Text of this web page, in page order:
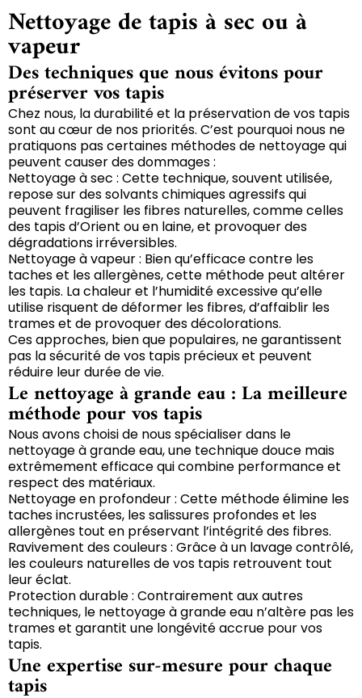
Nettoyage de tapis à sec ou à
vapeur
Des techniques que nous évitons pour
préserver vos tapis
Chez nous, la durabilité et la préservation de vos tapis
sont au cœur de nos priorités. C’est pourquoi nous ne
pratiquons pas certaines méthodes de nettoyage qui
peuvent causer des dommages :
Nettoyage à sec : Cette technique, souvent utilisée,
repose sur des solvants chimiques agressifs qui
peuvent fragiliser les fibres naturelles, comme celles
des tapis d’Orient ou en laine, et provoquer des
dégradations irréversibles.
Nettoyage à vapeur : Bien qu’efficace contre les
taches et les allergènes, cette méthode peut altérer
les tapis. La chaleur et l’humidité excessive qu’elle
utilise risquent de déformer les fibres, d’affaiblir les
trames et de provoquer des décolorations.
Ces approches, bien que populaires, ne garantissent
pas la sécurité de vos tapis précieux et peuvent
réduire leur durée de vie.
Le nettoyage à grande eau : La meilleure
méthode pour vos tapis
Nous avons choisi de nous spécialiser dans le
nettoyage à grande eau, une technique douce mais
extrêmement efficace qui combine performance et
respect des matériaux.
Nettoyage en profondeur : Cette méthode élimine les
taches incrustées, les salissures profondes et les
allergènes tout en préservant l’intégrité des fibres.
Ravivement des couleurs : Grâce à un lavage contrôlé,
les couleurs naturelles de vos tapis retrouvent tout
leur éclat.
Protection durable : Contrairement aux autres
techniques, le nettoyage à grande eau n’altère pas les
trames et garantit une longévité accrue pour vos
tapis.
Une expertise sur-mesure pour chaque
tapis